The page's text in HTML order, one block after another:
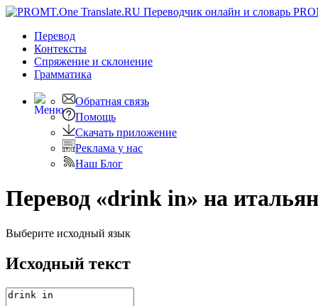
Перевод
Контексты
Спряжение и склонение
Грамматика
Обратная связь
Помощь
Скачать приложение
Реклама у нас
Наш Блог
Перевод «drink in» на
Выберите исходный язык
Исходный текст